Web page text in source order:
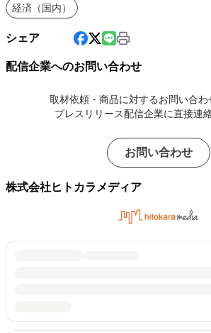
経済（国内）
シェア
配信企業へのお問い合わせ
取材依頼・商品に対するお問い合わ
プレスリリース配信企業に直接連
お問い合わせ
株式会社ヒトカラメディア